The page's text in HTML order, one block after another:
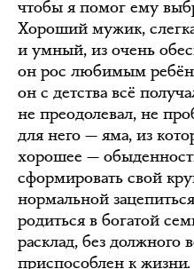
чтобы я помог ему
Хороший мужик,
и умный, из очень
он рос любимым
он с детства всё
не преодолевал, не
для него — яма, из
хорошее —
сформировать свой
нормальной
родиться в богатой
расклад, без должного
приспособлен к жизни.